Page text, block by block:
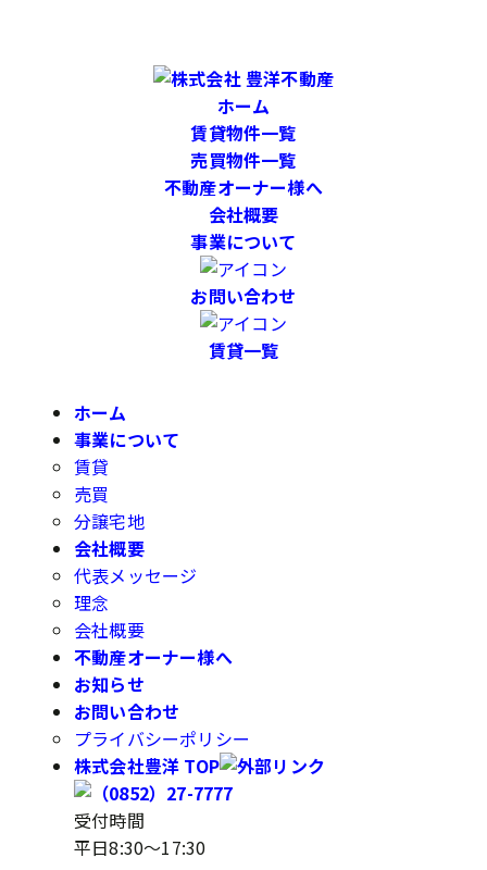
ホーム
賃貸物件一覧
売買物件一覧
不動産オーナー様へ
会社概要
事業について
お問い合わせ
賃貸一覧
ホーム
事業について
賃貸
売買
分譲宅地
会社概要
代表メッセージ
理念
会社概要
不動産オーナー様へ
お知らせ
お問い合わせ
プライバシーポリシー
株式会社豊洋 TOP
受付時間
平日8:30～17:30